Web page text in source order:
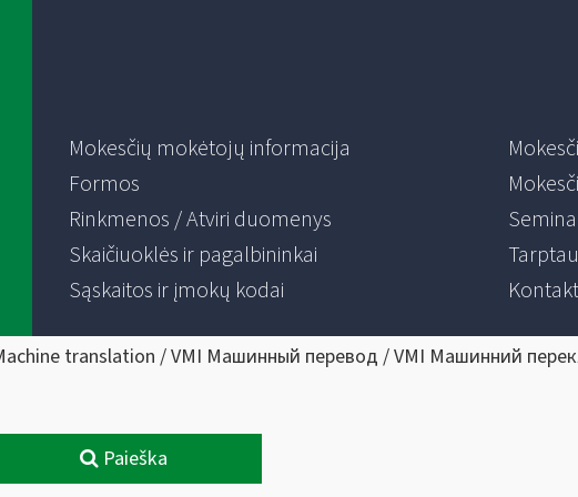
Mokesčių mokėtojų informacija
Formos
Rinkmenos / Atviri duomenys
Skaičiuoklės ir pagalbininkai
Sąskaitos ir įmokų kodai
translation / VMI Машинный перевод / VMI Машинний
Paieška